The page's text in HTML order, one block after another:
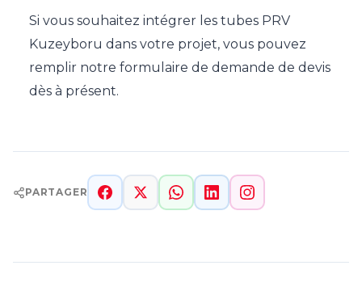
Si vous souhaitez intégrer les tubes PRV
Kuzeyboru dans votre projet, vous pouvez
remplir notre formulaire de demande de devis
dès à présent.
PARTAGER